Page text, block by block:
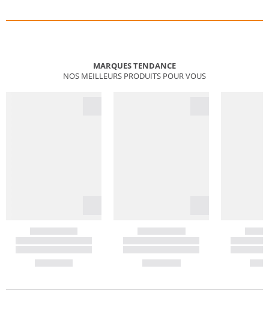
MARQUES TENDANCE
NOS MEILLEURS PRODUITS POUR VOUS